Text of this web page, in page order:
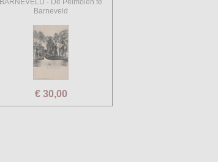
BARNEVELD - De Pelmolen te
Barneveld
€ 30,00